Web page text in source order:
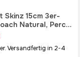
Skinz 15cm 3er-
Natural, Perch
Brown Trout)
Versandfertig in 2-4